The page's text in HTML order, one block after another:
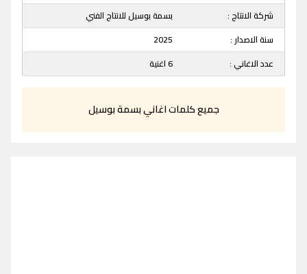
شركة الانتاج :
بسمة بوسيل للانتاج الفني
سنة الاصدار :
2025
عدد الاغاني :
6 اغنية
جميع كلمات اغاني بسمة بوسيل